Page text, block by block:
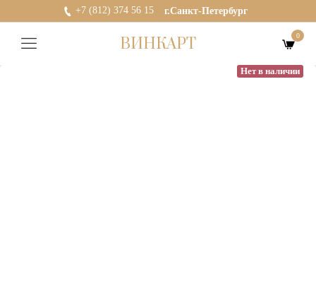
+7 (812) 374 56 15 г.Санкт-Петербург
ВИНКАРТ 0
Нет в наличии